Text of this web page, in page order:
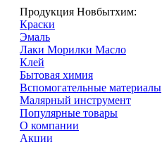
Продукция Новбытхим:
Краски
Эмаль
Лаки Морилки Масло
Клей
Бытовая химия
Вспомогательные материалы
Малярный инструмент
Популярные товары
О компании
Акции